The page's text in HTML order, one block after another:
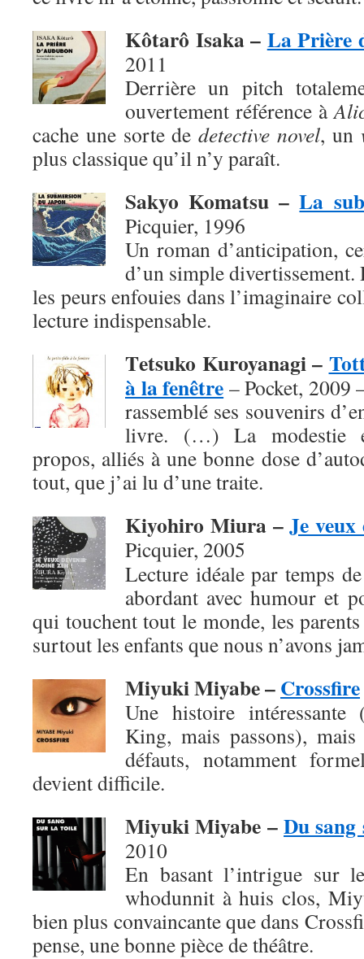
Kôtarô Isaka – La Prière
2011
Derrière un pitch
ouvertement référence à
cache une sorte dedetective novel, un
plus classique qu’il n’y paraît.
Sakyo Komatsu –La
Picquier, 1996
Un roman d’anticipation,
d’un simple
les peurs enfouies dans l’imaginaire
lecture indispensable.
Tetsuko Kuroyanagi –
à la fenêtre – Pocket, 2009
rassemblé ses souvenirs
livre. (…) La modestie
propos, alliés à une bonne dose
tout, que j’ai lu d’une traite.
Kiyohiro Miura –Je
Picquier, 2005
Lecture idéale par temps
abordant avec humour et
qui touchent tout le monde, les
surtout les enfants que nous n’avons
Miyuki Miyabe –Crossfire
Une histoire intéressante
King, mais passons),
défauts, notamment
devient difficile.
Miyuki Miyabe –Du
2010
En basant l’intrigue sur
whodunnit à huis clos,
bien plus convaincante que dans
pense, une bonne pièce de théâtre.